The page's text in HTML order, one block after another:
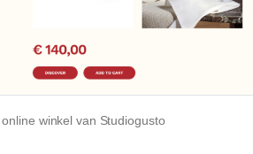
winkel van Studiogusto